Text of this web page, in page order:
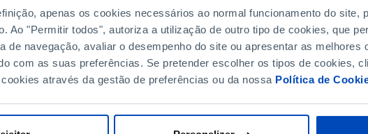
apenas os cookies necessários ao normal funcionamento do site,
Ao "Permitir todos", autoriza a utilização de outro tipo de cookies, que
de navegação, avaliar o desempenho do site ou apresentar as melhores
com as suas preferências. Se pretender escolher os tipos de cookies,
através da gestão de preferências ou da nossa Política de
DATA DE FIM